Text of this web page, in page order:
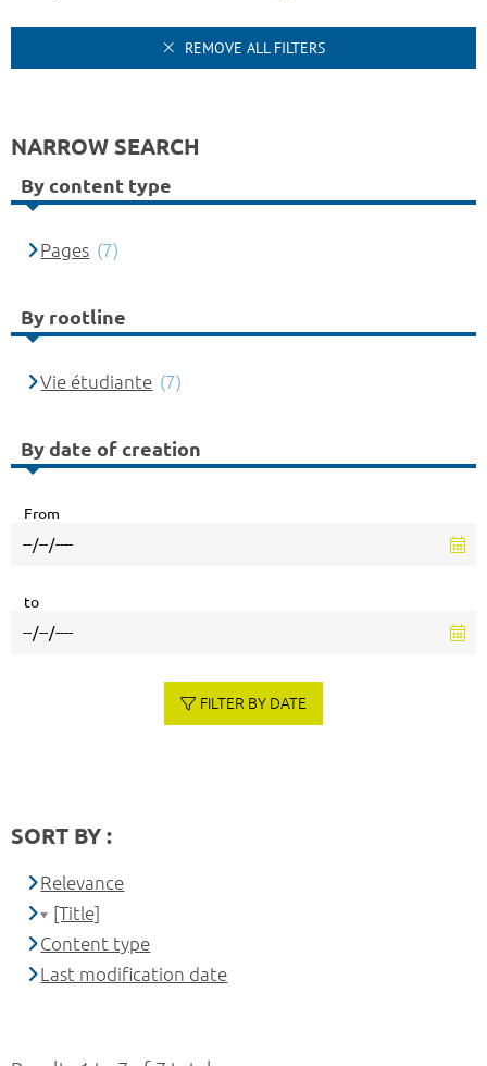
REMOVE ALL FILTERS
NARROW SEARCH
By content type
Pages (7)
By rootline
Vie étudiante (7)
By date of creation
From
to
FILTER BY DATE
SORT BY :
Relevance
[Title]
Content type
Last modification date